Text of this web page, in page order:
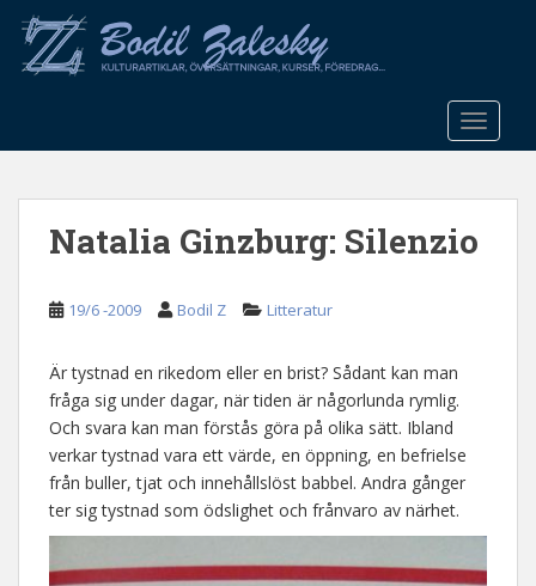
o
Natalia Ginzburg: Silenzio
19/6 -2009 Bodil Z Litteratur
Är tystnad en rikedom eller en brist? Sådant kan man
fråga sig under dagar, när tiden är någorlunda rymlig.
Och svara kan man förstås göra på olika sätt. Ibland
verkar tystnad vara ett värde, en öppning, en befrielse
från buller, tjat och innehållslöst babbel. Andra gånger
ter sig tystnad som ödslighet och frånvaro av närhet.